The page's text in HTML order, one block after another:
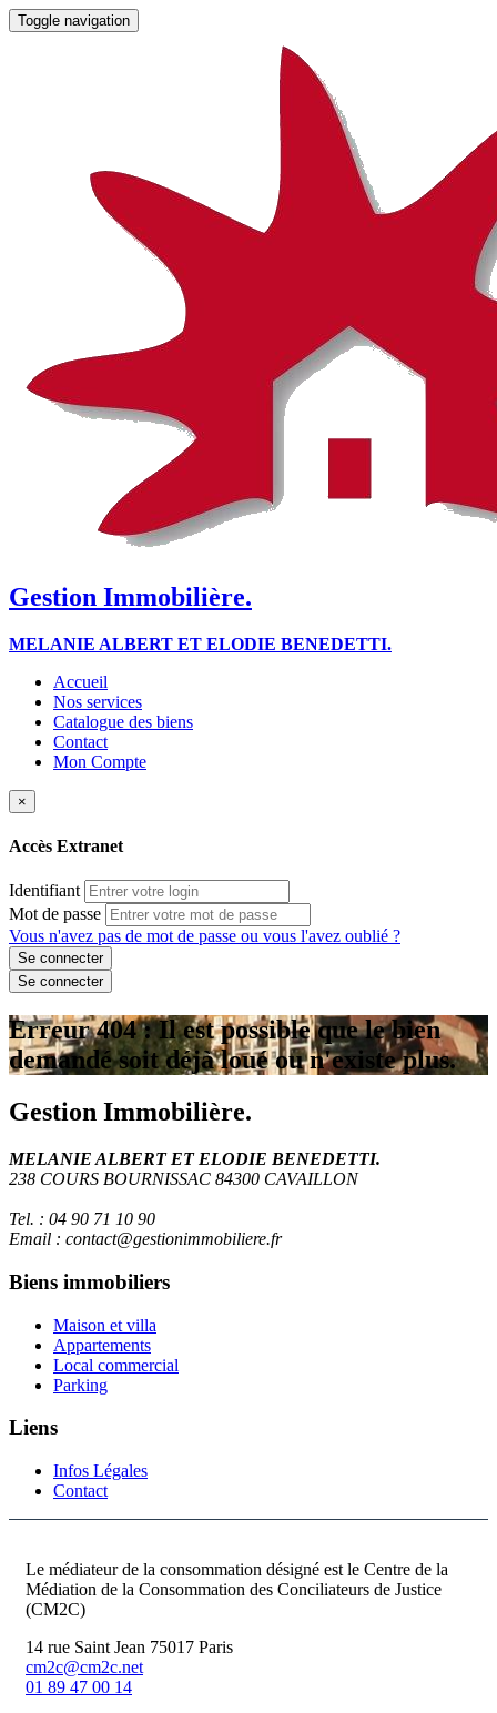
Toggle navigation
Gestion Immobilière.
MELANIE ALBERT ET ELODIE BENEDETTI.
Accueil
Nos services
Catalogue des biens
Contact
Mon Compte
×
Accès Extranet
Identifiant
Mot de passe
Vous n'avez pas de mot de passe ou vous l'avez oublié ?
Erreur 404 : Il est possible que le bien
demandé soit déjà loué ou n'existe plus.
Gestion Immobilière.
MELANIE ALBERT ET ELODIE BENEDETTI.
238 COURS BOURNISSAC 84300 CAVAILLON
Tel. : 04 90 71 10 90
Email : contact@gestionimmobiliere.fr
Biens immobiliers
Maison et villa
Appartements
Local commercial
Parking
Liens
Infos Légales
Contact
Le médiateur de la consommation désigné est le Centre de la
Médiation de la Consommation des Conciliateurs de Justice
(CM2C)
14 rue Saint Jean 75017 Paris
cm2c@cm2c.net
01 89 47 00 14